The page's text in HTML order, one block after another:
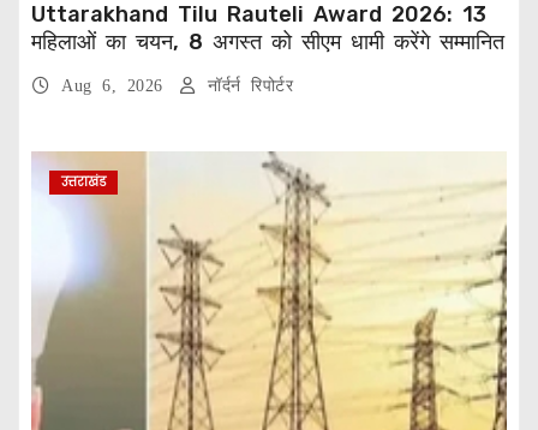
Uttarakhand Tilu Rauteli Award 2026: 13
महिलाओं का चयन, 8 अगस्त को सीएम धामी करेंगे सम्मानित
Aug 6, 2026 नॉर्दर्न रिपोर्टर
उत्तराखंड